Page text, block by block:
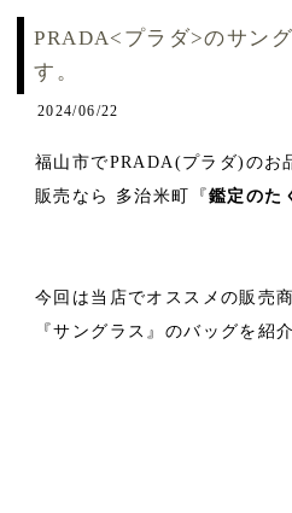
PRADA<プラダ>のサン
す。
2024/06/22
福山市でPRADA(プラダ)のお
販売なら 多治米町『 鑑定のた
今回は当店でオススメの販売
『サングラス 』のバッグを紹